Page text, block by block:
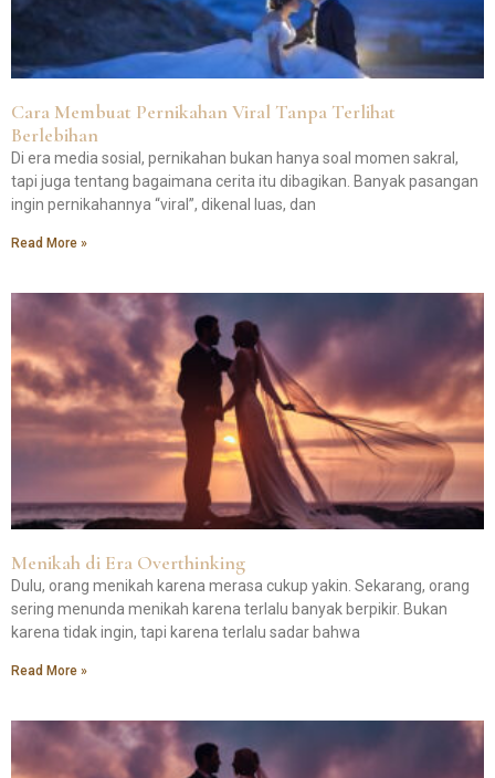
Cara Membuat Pernikahan Viral Tanpa Terlihat
Berlebihan
Di era media sosial, pernikahan bukan hanya soal momen sakral,
tapi juga tentang bagaimana cerita itu dibagikan. Banyak pasangan
ingin pernikahannya “viral”, dikenal luas, dan
Read More »
Menikah di Era Overthinking
Dulu, orang menikah karena merasa cukup yakin. Sekarang, orang
sering menunda menikah karena terlalu banyak berpikir. Bukan
karena tidak ingin, tapi karena terlalu sadar bahwa
Read More »